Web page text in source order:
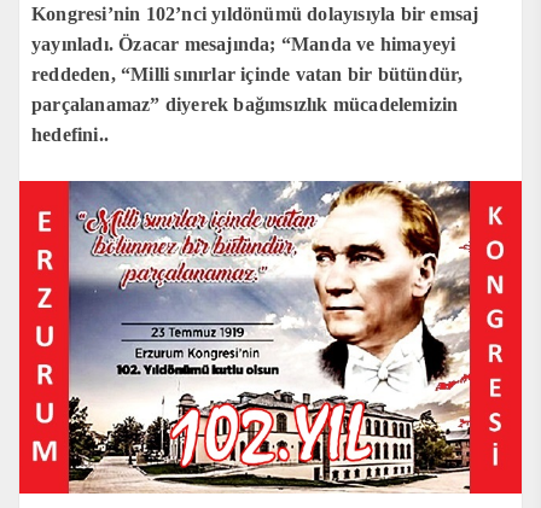
Kongresi’nin 102’nci yıldönümü dolayısıyla bir emsaj
yayınladı. Özacar mesajında; “Manda ve himayeyi
reddeden, “Milli sınırlar içinde vatan bir bütündür,
parçalanamaz” diyerek bağımsızlık mücadelemizin
hedefini..